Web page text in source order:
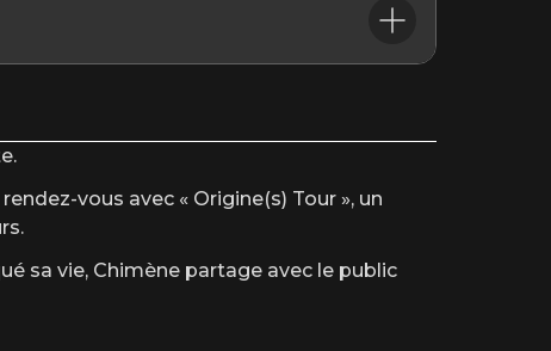
du début du spectacle.
vous avec « Origine(s) Tour », un
sa vie, Chimène partage avec le public